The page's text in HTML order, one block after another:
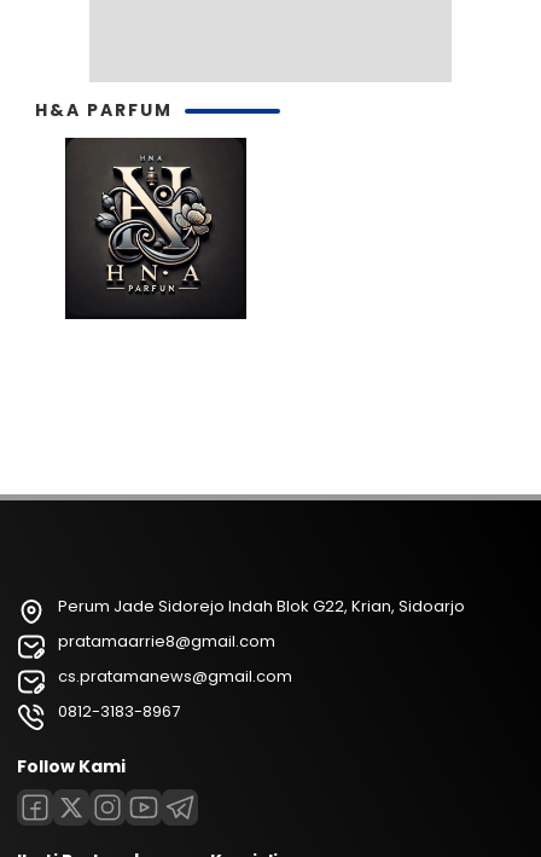
H&A PARFUM
Perum Jade Sidorejo Indah Blok G22, Krian, Sidoarjo
pratamaarrie8@gmail.com
cs.pratamanews@gmail.com
0812-3183-8967
Follow Kami